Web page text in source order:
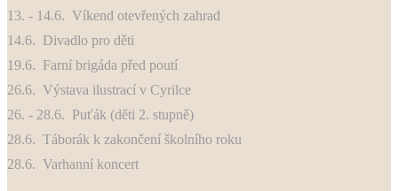
13. - 14.6. Víkend otevřených zahrad
14.6. Divadlo pro děti
19.6. Farní brigáda před poutí
26.6. Výstava ilustrací v Cyrilce
26. - 28.6. Puťák (děti 2. stupně)
28.6. Táborák k zakončení školního roku
28.6. Varhanní koncert